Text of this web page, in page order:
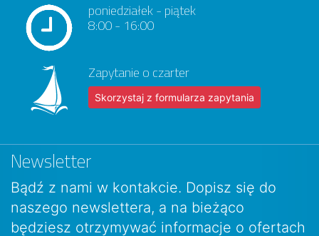
poniedziałek - piątek
8:00 - 16:00
Zapytanie o czarter
Skorzystaj z formularza zapytania
Newsletter
Bądź z nami w kontakcie. Dopisz się do
naszego newslettera, a na bieżąco
będziesz otrzymywać informacje o ofertach